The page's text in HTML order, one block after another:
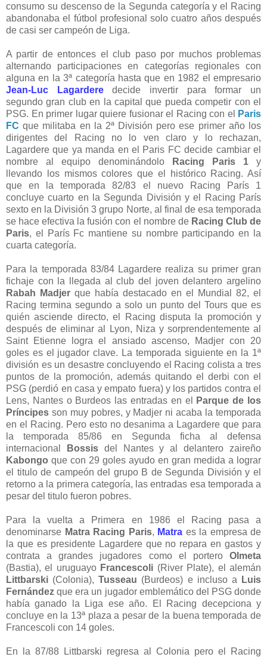
consumo su descenso de la Segunda categoría y el Racing
abandonaba el fútbol profesional solo cuatro años después
de casi ser campeón de Liga.
A partir de entonces el club paso por muchos problemas
alternando participaciones en categorías regionales con
alguna en la 3ª categoría hasta que en 1982 el empresario
Jean-Luc Lagarderedecide invertir para formar un
segundo gran club en la capital que pueda competir con el
PSG. En primer lugar quiere fusionar el Racing con el
Paris
FC que militaba en la 2ª División pero ese primer año los
dirigentes del Racing no lo ven claro y lo rechazan,
Lagardere que ya manda en el Paris FC decide cambiar el
nombre al equipo denominándolo
Racing Paris 1 y
llevando los mismos colores que el histórico Racing. Así
que en la temporada 82/83 el nuevo Racing París 1
concluye cuarto en la Segunda División y el Racing París
sexto en la División 3 grupo Norte, al final de esa temporada
se hace efectiva la fusión con el nombre de Racing Club de
Paris, el París Fc mantiene su nombre participando en la
cuarta categoría.
Para la temporada 83/84 Lagardere realiza su primer gran
fichaje con la llegada al club del joven delantero argelino
Rabah Madjer que había destacado en el Mundial 82, el
Racing termina segundo a solo un punto del Tours que es
quién asciende directo, el Racing disputa la promoción y
después de eliminar al Lyon, Niza y sorprendentemente al
Saint Etienne logra el ansiado ascenso, Madjer con 20
goles es el jugador clave. La temporada siguiente en la 1ª
división es un desastre concluyendo el Racing colista a tres
puntos de la promoción, además quitando el derbi con el
PSG (perdió en casa y empato fuera) y los partidos contra el
Lens, Nantes o Burdeos las entradas en el
Parque de los
Príncipes son muy pobres, y Madjer ni acaba la temporada
en el Racing. Pero esto no desanima a Lagardere que para
la temporada 85/86 en Segunda ficha al defensa
internacional
Bossis del Nantes y al delantero zaireño
Kabongo que con 29 goles ayudo en gran medida a lograr
el titulo de campeón del grupo B de Segunda División y el
retorno a la primera categoría, las entradas esa temporada a
pesar del titulo fueron pobres.
Para la vuelta a Primera en 1986 el Racing pasa a
denominarse Matra Racing Paris, Matra es la empresa de
la que es presidente Lagardere que no repara en gastos y
contrata a grandes jugadores como el portero Olmeta
(Bastia), el uruguayo Francescoli (River Plate), el alemán
Littbarski (Colonia),Tusseau (Burdeos) e incluso a
Luis
Fernández que era un jugador emblemático del PSG donde
había ganado la Liga ese año. El Racing decepciona y
concluye en la 13ª plaza a pesar de la buena temporada de
Francescoli con 14 goles.
En la 87/88 Littbarski regresa al Colonia pero el Racing